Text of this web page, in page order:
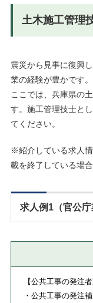
土木施工管理
震災から見事に復興
業の経験が豊かです。
ここでは、兵庫県の
す。施工管理技士と
てください。
※紹介している求人
載を終了している場
求人例1（官公庁
【公共工事の発注者
・公共工事の発注